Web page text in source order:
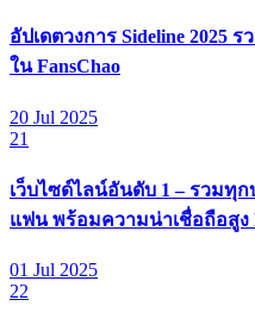
อัปเดตวงการ Sideline 2025
ใน FansChao
20 Jul 2025
21
เว็บไซด์ไลน์อันดับ 1 – รวมทุ
แฟน พร้อมความน่าเชื่อถือสูง
01 Jul 2025
22